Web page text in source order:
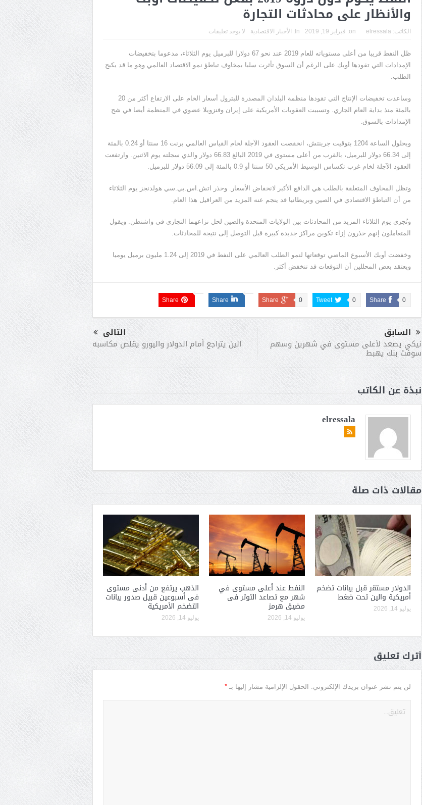
والأنظار على محادثات التجارة
الكاتب: elressala
on: فبراير 19, 2019 In: الأخبار الاقتصادية لا يوجد تعليقات
ظل النفط قريبا من أعلى مستوياته للعام 2019 عند نحو 67 دولارا للبرميل يوم الثلاثاء، مدعوما بتخفيضات
الإمدادات التي تقودها أوبك على الرغم أن السوق تأثرت سلبا بمخاوف تباطؤ نمو الاقتصاد العالمي وهو ما قد يكبح
الطلب.
وساعدت تخفيضات الإنتاج التي تقودها منظمة البلدان المصدرة للبترول أسعار الخام على الارتفاع أكثر من 20
بالمئة منذ بداية العام الجاري. وتسببت العقوبات الأمريكية على إيران وفنزويلا عضوي في المنظمة أيضا في شح
الإمدادات بالسوق.
وبحلول الساعة 1204 بتوقيت جرينتش، انخفضت العقود الآجلة لخام القياس العالمي برنت 16 سنتا أو 0.24 بالمئة
إلى 66.34 دولار للبرميل، بالقرب من أعلى مستوى في 2019 البالغ 66.83 دولار والذي سجلته يوم الاثنين. وارتفعت
العقود الآجلة لخام غرب تكساس الوسيط الأمريكي 50 سنتا أو 0.9 بالمئة إلى 56.09 دولار للبرميل.
وتظل المخاوف المتعلقة بالطلب هي الدافع الأكبر لانخفاض الأسعار. وحذر اتش.اس.بي.سي هولدنجز يوم الثلاثاء
من أن التباطؤ الاقتصادي في الصين وبريطانيا قد ينجم عنه المزيد من العراقيل هذا العام.
وتُجرى يوم الثلاثاء المزيد من المحادثات بين الولايات المتحدة والصين لحل نزاعهما التجاري في واشنطن. ويقول
المتعاملون إنهم حذرون إزاء تكوين مراكز جديدة كبيرة قبل التوصل إلى نتيجة للمحادثات.
وخفضت أوبك الأسبوع الماضي توقعاتها لنمو الطلب العالمي على النفط في 2019 إلى 1.24 مليون برميل يوميا
ويعتقد بعض المحللين أن التوقعات قد تنخفض أكثر.
Share 0
Tweet 0
Share 0
Share
Share
السابق
نيكي يصعد لأعلى مستوى في شهرين وسهم
سوفت بنك يهبط
التالى
الين يتراجع أمام الدولار واليورو يقلص مكاسبه
نبذة عن الكاتب
elressala
مقالات ذات صلة
الدولار مستقر قبل بيانات تضخم
أمريكية والين تحت ضغط
يوليو 14, 2026
النفط عند أعلى مستوى في
شهر مع تصاعد التوتر فى
مضيق هرمز
يوليو 14, 2026
الذهب يرتفع من أدنى مستوى
فى أسبوعين قبيل صدور بيانات
التضخم الأمريكية
يوليو 14, 2026
أترك تعليق
لن يتم نشر عنوان بريدك الإلكتروني. الحقول الإلزامية مشار إليها بـ *